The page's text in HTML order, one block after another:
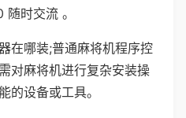
时交流 。
在哪装;普通麻将机程序控
对麻将机进行复杂安装操
的设备或工具。